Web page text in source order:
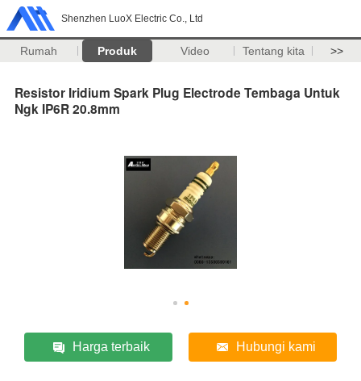
Shenzhen LuoX Electric Co., Ltd
Rumah Produk Video Tentang kita >>
Resistor Iridium Spark Plug Electrode Tembaga Untuk
Ngk IP6R 20.8mm
Harga terbaik Hubungi kami